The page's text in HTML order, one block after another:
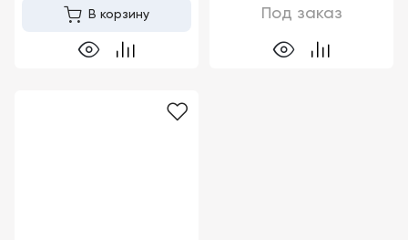
В корзину Под заказ